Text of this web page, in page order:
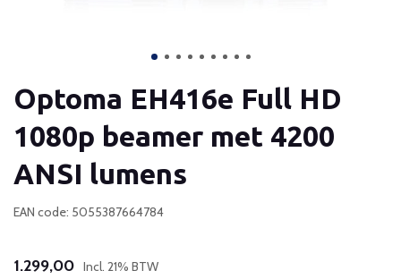
Optoma EH416e Full HD
1080p beamer met 4200
ANSI lumens
EAN code: 5055387664784
1.299,00 Incl. 21% BTW